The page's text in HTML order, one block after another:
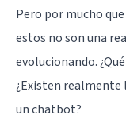
Pero por mucho
estos no son una
evolucionando.
¿Existen realmente
un chatbot?